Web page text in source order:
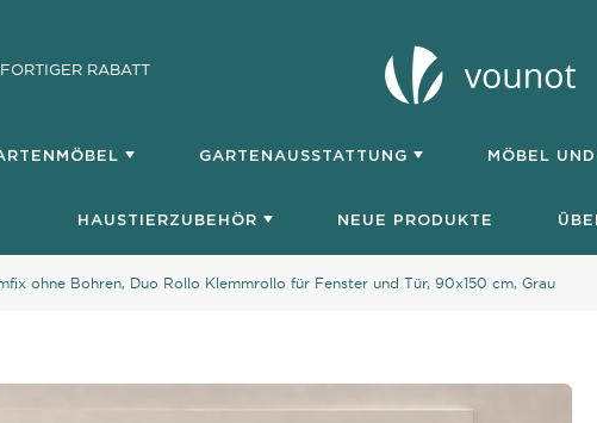
RABATT
GARTENAUSSTATTUNG MÖBEL
HAUSTIERZUBEHÖR NEUE PRODUKTE
ohne Bohren, Duo Rollo Klemmrollo für Fenster und Tür, 90x150 cm, Grau